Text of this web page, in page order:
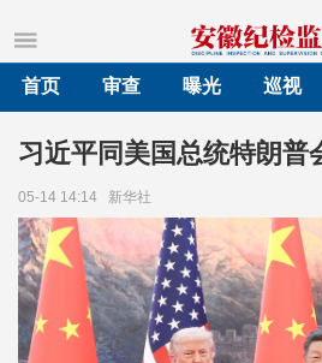
首页
审查 曝光 巡视
习近平同美国总统特朗普
05-14 14:14 新华社